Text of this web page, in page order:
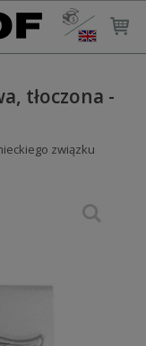
tłoczona -
związku